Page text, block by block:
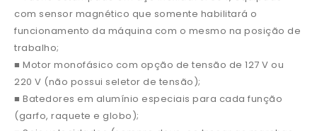
com sensor magnético que somente habilitará o
funcionamento da máquina com o mesmo na posição de
trabalho;
■ Motor monofásico com opção de tensão de 127 V ou
220 V (não possui seletor de tensão);
■ Batedores em alumínio especiais para cada função
(garfo, raquete e globo);